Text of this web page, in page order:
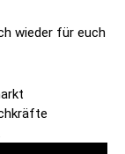
wieder für euch